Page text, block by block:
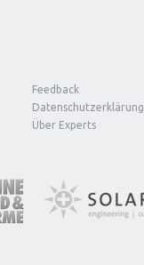
Feedback
Datenschutzerklärung
Über Experts